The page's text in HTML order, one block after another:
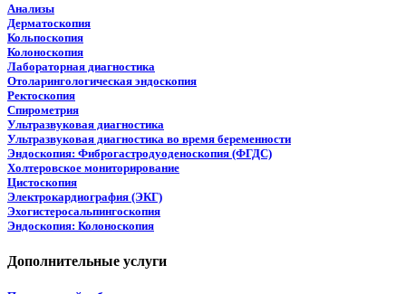
Анализы
Дерматоскопия
Кольпоскопия
Колоноскопия
Лабораторная диагностика
Отоларингологическая эндоскопия
Ректоскопия
Спирометрия
Ультразвуковая диагностика
Ультразвуковая диагностика во время беременности
Эндоскопия: Фиброгастродуоденоскопия (ФГДС)
Холтеровское мониторирование
Цистоскопия
Электрокардиография (ЭКГ)
Эхогистеросальпингоскопия
Эндоскопия: Колоноскопия
Дополнительные услуги